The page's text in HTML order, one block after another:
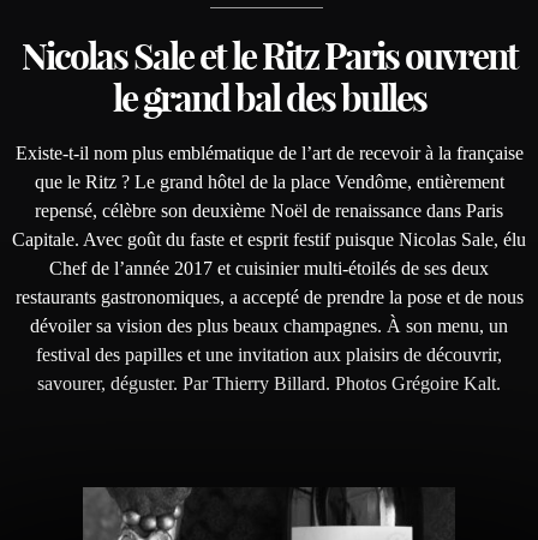
Nicolas Sale et le Ritz Parisouvrent
le grand bal des bulles
Existe-t-il nom plus emblématique de l’art de recevoir à la française
que le Ritz ? Le grand hôtel de la place Vendôme, entièrement
repensé, célèbre son deuxième Noël de renaissance dans Paris
Capitale. Avec goût du faste et esprit festif puisque Nicolas Sale, élu
Chef de l’année 2017 et cuisinier multi-étoilés de ses deux
restaurants gastronomiques, a accepté de prendre la pose et de nous
dévoiler sa vision des plus beaux champagnes. À son menu, un
festival des papilles et une invitation aux plaisirs de découvrir,
savourer, déguster. Par Thierry Billard. Photos Grégoire Kalt.